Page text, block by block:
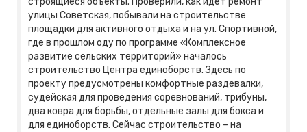
улицы Советская, побывали на строительстве
площадки для активного отдыха и на ул. Спортивной,
где в прошлом оду по программе «Комплексное
развитие сельских территорий» началось
строительство Центра единоборств. Здесь по
проекту предусмотрены комфортные раздевалки,
судейская для проведения соревнований, трибуны,
два ковра для борьбы, отдельные залы для бокса и
для единоборств. Сейчас строительство – на